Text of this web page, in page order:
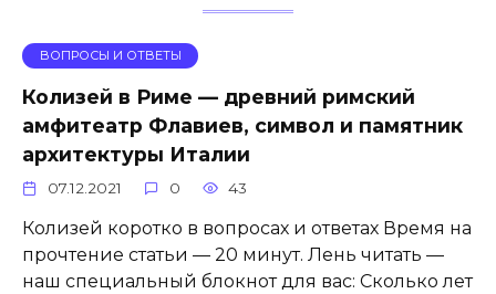
ВОПРОСЫ И ОТВЕТЫ
Колизей в Риме — древний римский
амфитеатр Флавиев, символ и памятник
архитектуры Италии
07.12.2021 0 43
Колизей коротко в вопросах и ответах Время на
прочтение статьи — 20 минут. Лень читать —
наш специальный блокнот для вас: Сколько лет